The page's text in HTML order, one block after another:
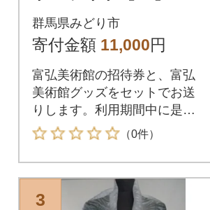
群馬県みどり市
寄付金額 11,000円
富弘美術館の招待券と、富弘
美術館グッズをセットでお送
りします。利用期間中に是非
お越しください。入金確認
後、招待券を送付します。
（0件）
3